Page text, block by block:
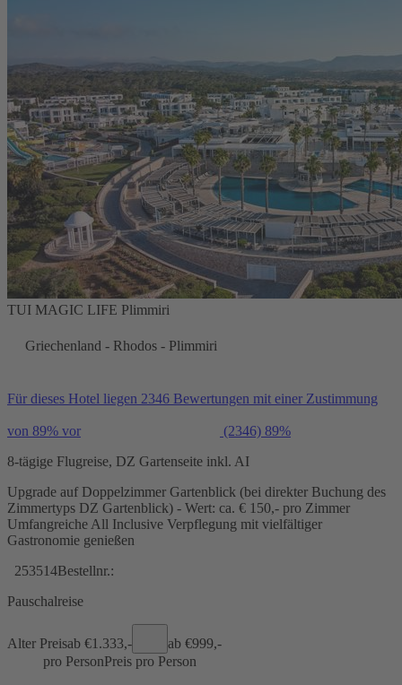
TUI MAGIC LIFE Plimmiri
Griechenland - Rhodos - Plimmiri
Für dieses Hotel liegen 2346 Bewertungen mit einer Zustimmung
von 89% vor (2346) 89%
8-tägige Flugreise, DZ Gartenseite inkl. AI
Upgrade auf Doppelzimmer Gartenblick (bei direkter Buchung des
Zimmertyps DZ Gartenblick) - Wert: ca. € 150,- pro Zimmer
Umfangreiche All Inclusive Verpflegung mit vielfältiger
Gastronomie genießen
253514Bestellnr.:
Pauschalreise
Alter Preisab €1.333,- ab €999,-
pro PersonPreis pro Person